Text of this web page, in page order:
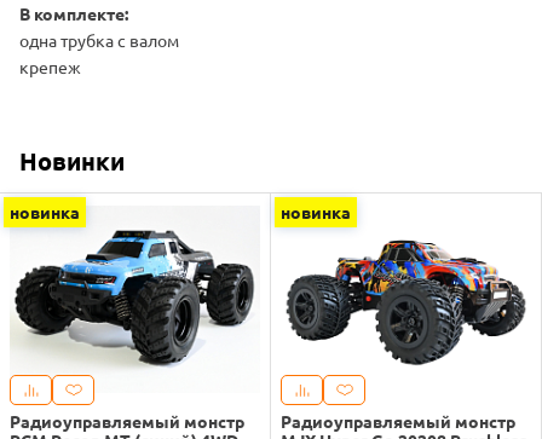
В комплекте:
одна трубка с валом
крепеж
Новинки
новинка
Радиоуправляемый монстр
новинка
Радиоуправляемый монстр